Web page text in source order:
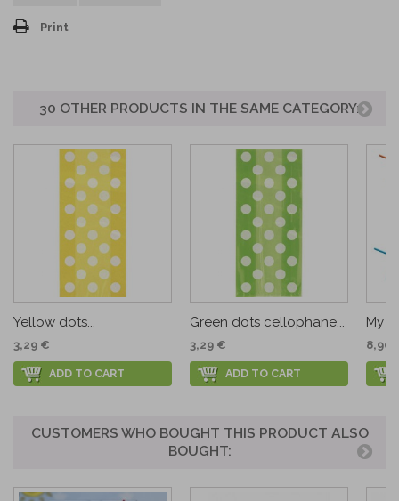
Print
30 OTHER PRODUCTS IN THE SAME CATEGORY:
Yellow dots...
3,29 €
ADD TO CART
Green dots cellophane...
3,29 €
ADD TO CART
My
8,90
CUSTOMERS WHO BOUGHT THIS PRODUCT ALSO
BOUGHT: